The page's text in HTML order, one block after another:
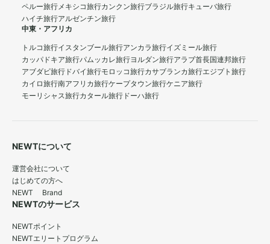
ペルー旅行メキシコ旅行カンクン旅行ブラジル旅行キューバ旅行
ハイチ旅行アルゼンチン旅行
中東・アフリカ
トルコ旅行イスタンブール旅行アンカラ旅行イズミール旅行
カッパドキア旅行パムッカレ旅行ヨルダン旅行アラブ首長国連邦旅行
アブダビ旅行 ドバイ旅行モロッコ旅行カサブランカ旅行エジプト旅行
カイロ旅行南アフリカ旅行ケープタウン旅行ケニア旅行
モーリシャス旅行カタール旅行 ドーハ旅行
NEWTについて
運営会社について
はじめての方へ
NEWT Brand
NEWTのサービス
NEWTポイント
NEWTエリートプログラム